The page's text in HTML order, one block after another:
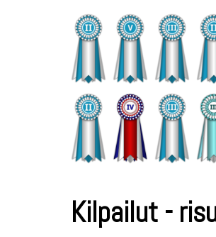
Kilpailut -